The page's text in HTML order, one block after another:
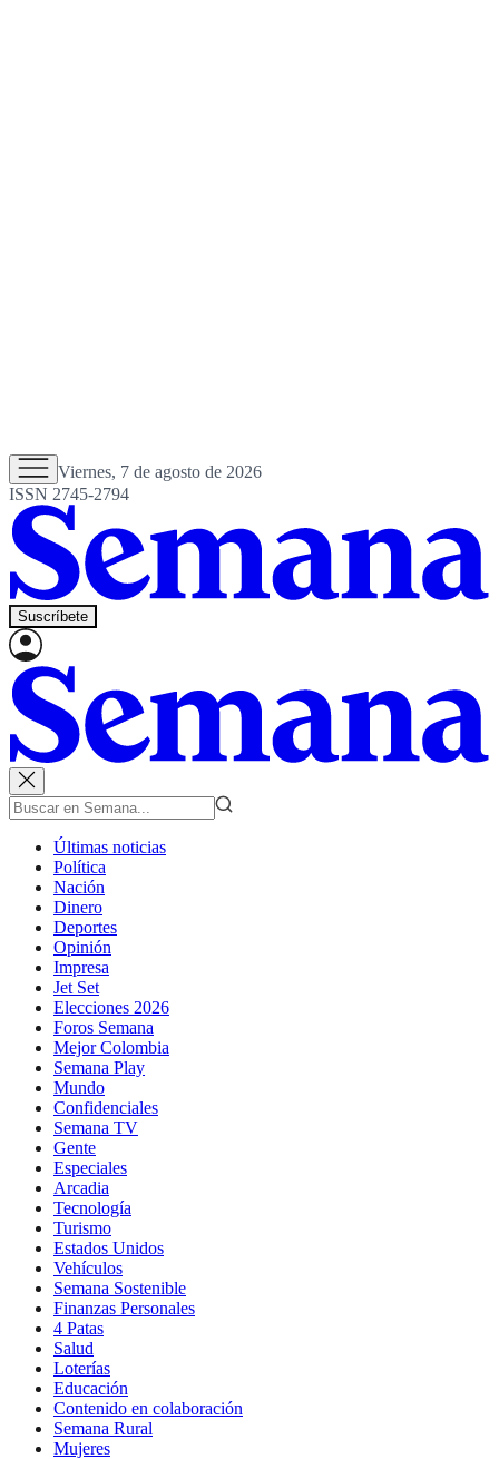
Viernes, 7 de agosto de 2026
ISSN 2745-2794
Suscríbete
Últimas noticias
Política
Nación
Dinero
Deportes
Opinión
Impresa
Jet Set
Elecciones 2026
Foros Semana
Mejor Colombia
Semana Play
Mundo
Confidenciales
Semana TV
Gente
Especiales
Arcadia
Tecnología
Turismo
Estados Unidos
Vehículos
Semana Sostenible
Finanzas Personales
4 Patas
Salud
Loterías
Educación
Contenido en colaboración
Semana Rural
Mujeres